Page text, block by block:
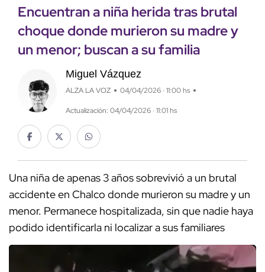
Encuentran a niña herida tras brutal
choque donde murieron su madre y
un menor; buscan a su familia
Miguel Vázquez
ALZA LA VOZ 04/04/2026 · 11:00 hs
Actualización: 04/04/2026 · 11:01 hs
Una niña de apenas 3 años sobrevivió a un brutal
accidente en Chalco donde murieron su madre y un
menor. Permanece hospitalizada, sin que nadie haya
podido identificarla ni localizar a sus familiares